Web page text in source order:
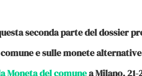
seconda parte del dossier
e sulle monete
Moneta del comunea Milano, 21-